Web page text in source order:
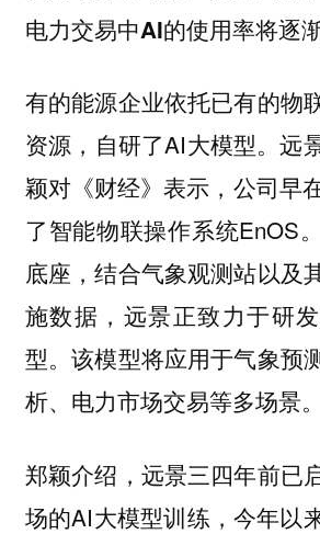
电力交易中AI的使用率将逐渐
有的能源企业依托已有的物
资源，自研了AI大模型。远
颖对《财经》表示，公司早
了智能物联操作系统EnOS
底座，结合气象观测站以及
施数据，远景正致力于研
型。该模型将应用于气象预
析、电力市场交易等多场景。
郑颖介绍，远景三四年前已
场的AI大模型训练，今年以